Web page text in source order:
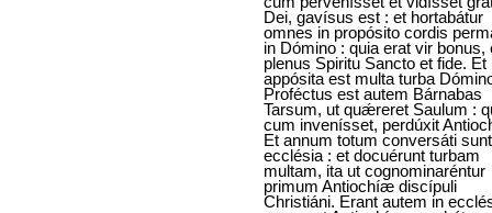
Dei, gavísus est : et hortabátur
omnes in propósito cordis
in Dómino : quia erat vir bonus,
plenus Spiritu Sancto et fide. Et
appósita est multa turba
Proféctus est autem Bárnabas
Tarsum, ut quǽreret Saulum :
cum invenísset, perdúxit
Et annum totum conversáti
ecclésia : et docuérunt turbam
multam, ita ut cognominaréntur
primum Antiochíæ discípuli
Christiáni. Erant autem in